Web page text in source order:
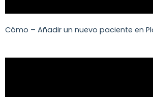
Cómo – Añadir un nuevo paciente en